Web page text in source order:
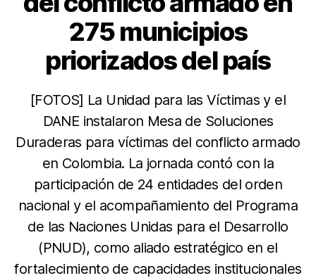
275 municipios
priorizados del país
[FOTOS] La Unidad para las Víctimas y el
DANE instalaron Mesa de Soluciones
Duraderas para víctimas del conflicto armado
en Colombia. La jornada contó con la
participación de 24 entidades del orden
nacional y el acompañamiento del Programa
de las Naciones Unidas para el Desarrollo
(PNUD), como aliado estratégico en el
fortalecimiento de capacidades institucionales